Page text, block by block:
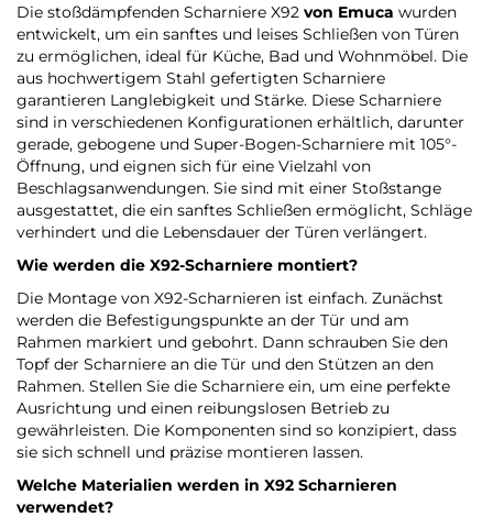
Die stoßdämpfenden Scharniere X92 von Emuca wurden
entwickelt, um ein sanftes und leises Schließen von Türen
zu ermöglichen, ideal für Küche, Bad und Wohnmöbel. Die
aus hochwertigem Stahl gefertigten Scharniere
garantieren Langlebigkeit und Stärke. Diese Scharniere
sind in verschiedenen Konfigurationen erhältlich, darunter
gerade, gebogene und Super-Bogen-Scharniere mit 105°-
Öffnung, und eignen sich für eine Vielzahl von
Beschlagsanwendungen. Sie sind mit einer Stoßstange
ausgestattet, die ein sanftes Schließen ermöglicht, Schläge
verhindert und die Lebensdauer der Türen verlängert.
Wie werden die X92-Scharniere montiert?
Die Montage von X92-Scharnieren ist einfach. Zunächst
werden die Befestigungspunkte an der Tür und am
Rahmen markiert und gebohrt. Dann schrauben Sie den
Topf der Scharniere an die Tür und den Stützen an den
Rahmen. Stellen Sie die Scharniere ein, um eine perfekte
Ausrichtung und einen reibungslosen Betrieb zu
gewährleisten. Die Komponenten sind so konzipiert, dass
sie sich schnell und präzise montieren lassen.
Welche Materialien werden in X92 Scharnieren
verwendet?